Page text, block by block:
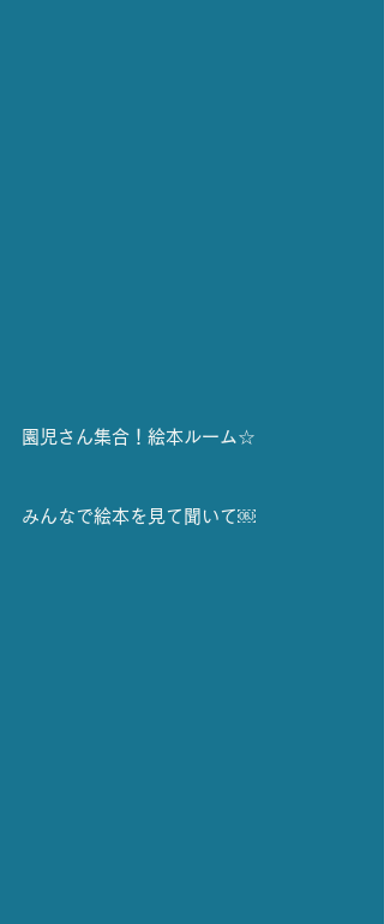
園児さん集合！絵本ルーム☆
みんなで絵本を見て聞いて￼